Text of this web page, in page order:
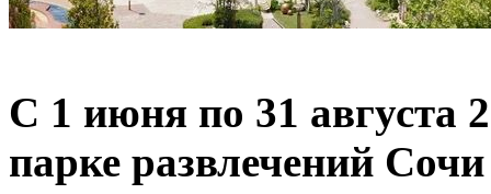
С 1 июня по 31 августа
парке развлечений